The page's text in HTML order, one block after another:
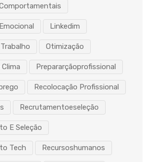
Linkedim
Otimização
Prepararçãoprofissional
Recolocação Profissional
Recrutamentoeseleção
E Seleção
Tech Recursoshumanos